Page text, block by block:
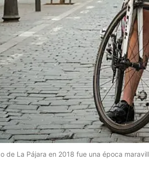
de La Pájara en 2018 fue una época